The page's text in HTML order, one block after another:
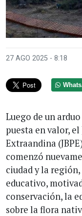
27 AGO 2025 - 8:18
Luego de un
puesta en valor,
Extraandina
comenzó
ciudad y la
educativo,
conservación, la
sobre la flora